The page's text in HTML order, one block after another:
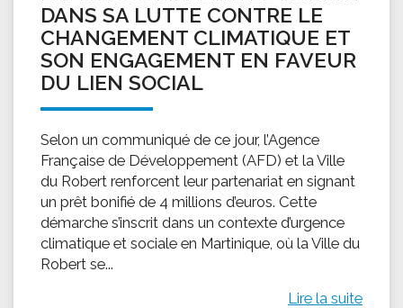
DANS SA LUTTE CONTRE LE
CHANGEMENT CLIMATIQUE ET
SON ENGAGEMENT EN FAVEUR
DU LIEN SOCIAL
Selon un communiqué de ce jour, l’Agence
Française de Développement (AFD) et la Ville
du Robert renforcent leur partenariat en signant
un prêt bonifié de 4 millions d’euros. Cette
démarche s’inscrit dans un contexte d’urgence
climatique et sociale en Martinique, où la Ville du
Robert se...
Lire la suite